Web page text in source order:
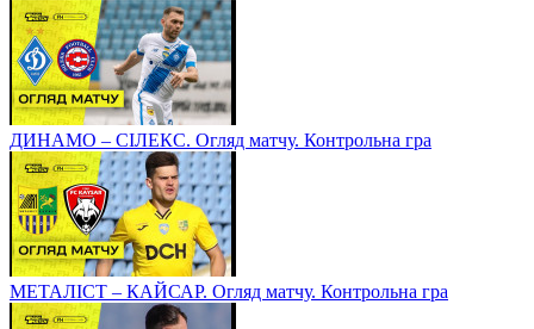
ДИНАМО – СІЛЕКС. Огляд матчу. Контрольна гра
МЕТАЛІСТ – КАЙСАР. Огляд матчу. Контрольна гра